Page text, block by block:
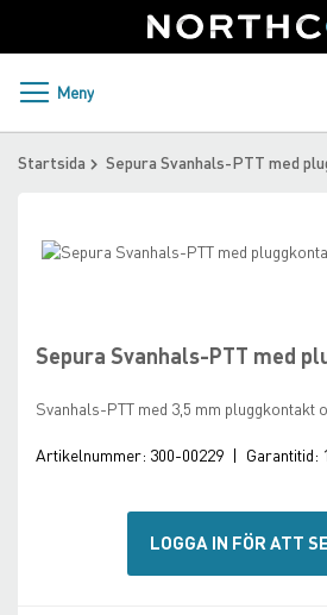
to
Content
Sweden
PRODUKTER OCH LÖSNINGAR
ÅTERFÖRSÄLJARE
Meny
Startsida Sepura Svanhals-PTT med
Sepura Svanhals-PTT med
Svanhals-PTT med 3,5 mm pluggkontakt
Artikelnummer: 300-00229 | Garantitid:
LOGGA IN FÖR ATT
Skip
of
the
gallery
beginning
of
images